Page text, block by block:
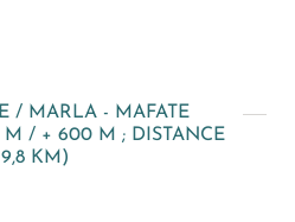
/ MARLA - MAFATE
/ + 600 M ; DISTANCE
KM)